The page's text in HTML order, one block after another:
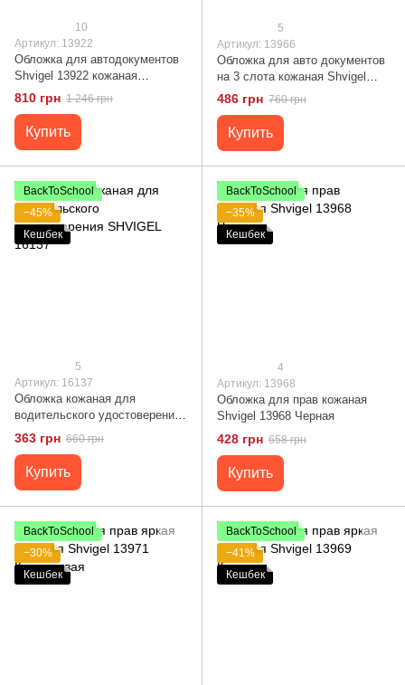
10
Артикул: 13922
Обложка для автодокументов
Shvigel 13922 кожаная
Коричневая
810 грн 1 246 грн
Купить
5
Артикул: 13966
Обложка для авто документов
на 3 слота кожаная Shvigel
13966 Черная
486 грн 760 грн
Купить
BackToSchool
−45%
Кешбек
5
Артикул: 16137
Обложка кожаная для
водительского удостоверения
SHVIGEL 16137
363 грн 660 грн
Купить
BackToSchool
−35%
Кешбек
4
Артикул: 13968
Обложка для прав кожаная
Shvigel 13968 Черная
428 грн 658 грн
Купить
BackToSchool
−30%
Кешбек
BackToSchool
−41%
Кешбек